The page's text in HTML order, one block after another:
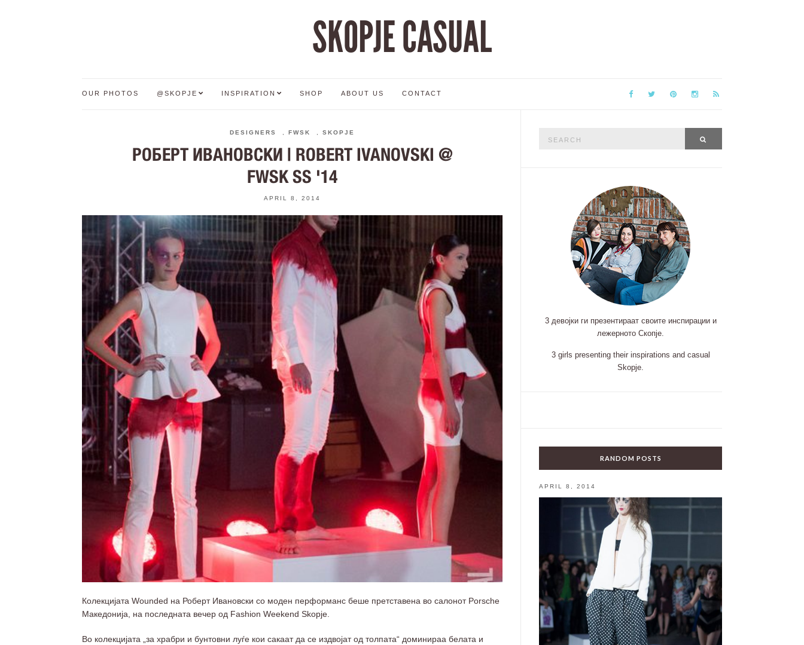
SKOPJE CASUAL
OUR PHOTOS @SKOPJE INSPIRATION SHOP ABOUT US CONTACT
DESIGNERS ,FWSK ,SKOPJE
РОБЕРТ ИВАНОВСКИ | ROBERT IVANOVSKI @
FWSK SS '14
APRIL 8, 2014
Колекцијата Wounded на Роберт Ивановски со моден перформанс беше претставена во салонот Porsche
Македонија, на последната вечер од Fashion Weekend Skopje.
Во колекцијата „за храбри и бунтовни луѓе кои сакаат да се издвојат од толпата“ доминираа белата и
3 девојки ги презентираат своите инспирации и
лежерното Скопје.
3 girls presenting their inspirations and casual
Skopje.
RANDOM POSTS
APRIL 8, 2014